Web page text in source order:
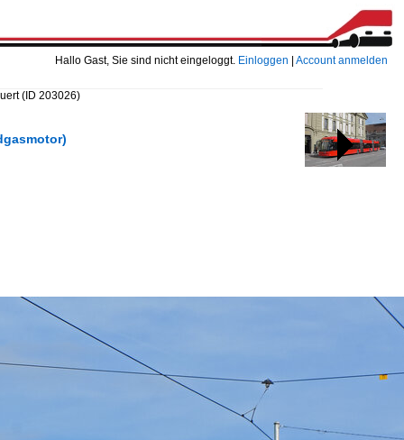
Hallo Gast, Sie sind nicht eingeloggt. Einloggen Account anmelden
(ID 203026)